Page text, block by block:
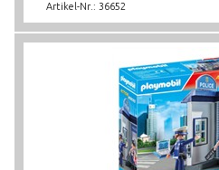
Artikel-Nr.: 36652